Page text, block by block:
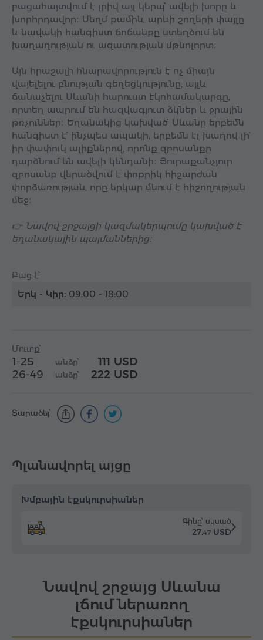
բացահայտվում է լրիվ այլ կերպ՝ ավելի խորը և
խորհրդավոր։ Մեղմ քամին, արևի շողերի փայլը
և նավակի հանգիստ ճոճանքը ստեղծում են
խաղաղության ու ազատության մթնոլորտ։
Այն հրաշալի հնարավորություն է ոչ միայն
վայելելու բնության գեղեցկությունը, այլև
ճանաչելու Սևանի հարուստ էկոհամակարգը,
որտեղ ապրում են հազվագյուտ ձկներ և ջրային
թռչուններ։ Եղանակից կախված՝ Սևանը երբեմն
հանգիստ է՝ ինչպես ապակի, երբեմն էլ խաղով լի՝
իր փափուկ ալիքներով, որոնք զբոսանքը
դարձնում են ավելի կենդանի։ Յուրաքանչյուր
զբոսանք վերածվում է փոքրիկ հիշարժան
փորձառության, որը երկար մնում է հիշողության
մեջ։
👉 Նավով շրջայցի կազմակերպումը կախված է
եղանակային պայմաններից։
Բաց է՝
Երկ - Կիր: 09:00 - 18:00
Մուտք՝
1-25 անձը՝
111 USD
26-49
անձը՝ 222 USD
Տարածել՝
Պլանավորել այցը
Խմբային էքսկուրսիաներ
Գինը՝ սկսած
27.47 USD
Նավով շրջայց Սևանա
լճում ներառող
էքսկուրսիաներ